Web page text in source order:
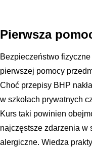
Pierwsza
Bezpieczeństwo
pierwszej pomocy
Choć przepisy BHP
w szkołach prywatnych
Kurs taki powinien
najczęstsze zdarzenia w
alergiczne. Wiedza